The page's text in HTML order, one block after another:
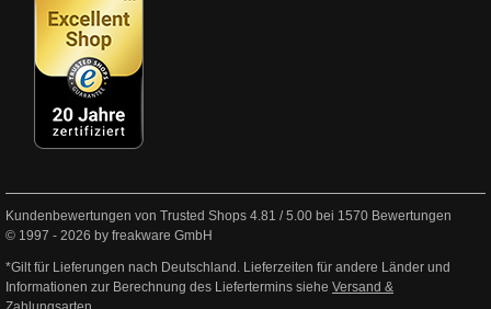
Kundenbewertungen von Trusted Shops 4.81 /5.00 bei 1570 Bewertungen
© 1997 - 2026 by freakware GmbH
*Gilt für Lieferungen nach Deutschland. Lieferzeiten für andere Länder und
Informationen zur Berechnung des Liefertermins siehe Versand &